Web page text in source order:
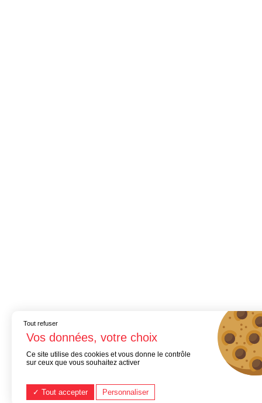
Ce site utilise des cookies et vous donne le contrôle
sur ceux que vous souhaitez activer
Tout accepter
Tout refuser
Personnaliser